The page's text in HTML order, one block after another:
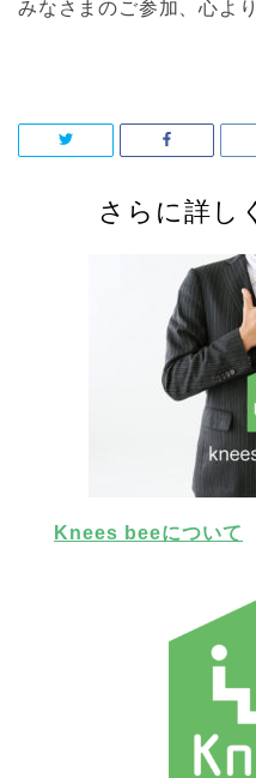
みなさまのご参加、心よ
さらに詳し
Knees beeについて